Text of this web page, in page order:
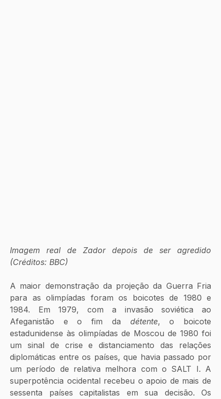
Imagem real de Zador depois de ser agredido
(Créditos: BBC)
A maior demonstração da projeção da Guerra Fria
para as olimpíadas foram os boicotes de 1980 e
1984. Em 1979, com a invasão soviética ao
Afeganistão e o fim da détente, o boicote
estadunidense às olimpíadas de Moscou de 1980 foi
um sinal de crise e distanciamento das relações
diplomáticas entre os países, que havia passado por
um período de relativa melhora com o SALT I. A
superpotência ocidental recebeu o apoio de mais de
sessenta países capitalistas em sua decisão. Os